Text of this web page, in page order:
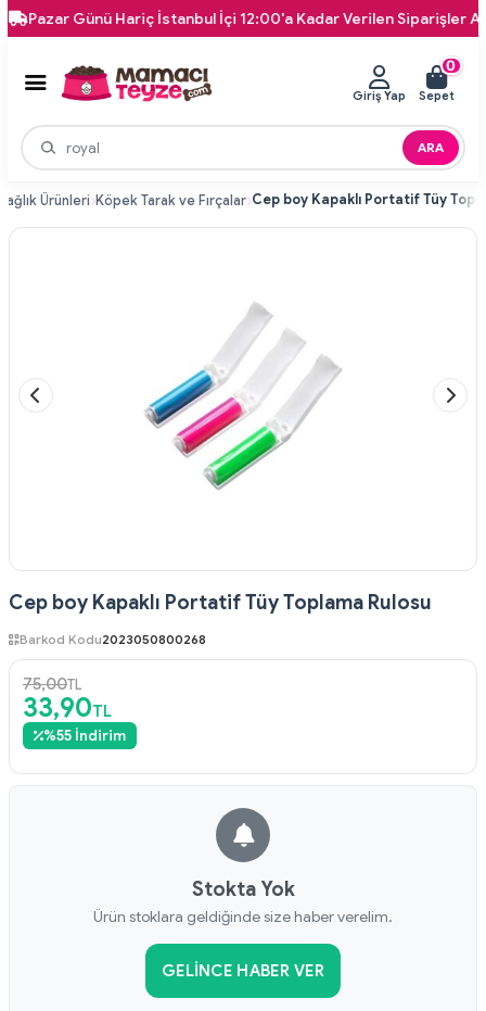
Günü Hariç İstanbul İçi 12:00'a Kadar Verilen Siparişler Aynı
ARA
Giriş Yap
0
Sepet
Ürünleri Köpek Tarak ve Fırçalar
Cep boy Kapaklı Portatif Tüy Toplama Rulosu
Barkod Kodu2023050800268
75,00TL
33,90TL
%55 İndirim
Stokta Yok
Ürün stoklara geldiğinde size haber verelim.
GELINCE HABER VER